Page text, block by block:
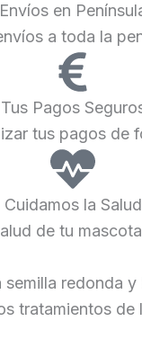
Envíos en
a toda la
Tus Pagos
tus pagos de
Cuidamos la Salud
de tu
tratamientos